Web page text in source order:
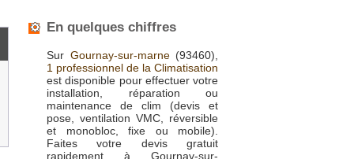
En quelques chiffres
Sur Gournay-sur-marne(93460),
1 professionnel de la Climatisation
est disponible pour effectuer votre
installation, réparation ou
maintenance de clim (devis et
pose, ventilation VMC, réversible
et monobloc, fixe ou mobile).
Faites votre devis gratuit
rapidement à Gournay-sur-